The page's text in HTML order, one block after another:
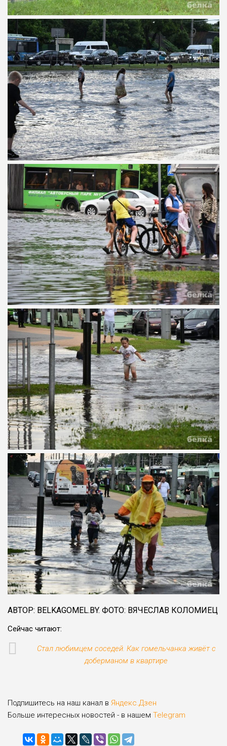
АВТОР: BELKAGOMEL.BY. ФОТО: ВЯЧЕСЛАВ КОЛОМИЕЦ
Сейчас читают:
Стал любимцем соседей. Как гомельчанка живёт с
доберманом в квартире
Подпишитесь на наш канал в Яндекс.Дзен
Больше интересных новостей - в нашем Telegram